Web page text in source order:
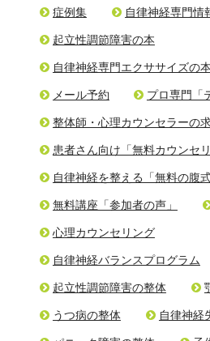
症例集 自律神経専門情
起立性調節障害の本
自律神経専門エクササイズの本
メール予約 プロ専門「
整体師・心理カウンセラーの
患者さん向け「無料カウンセ
自律神経を整える「無料の腹
無料講座「参加者の声」
心理カウンセリング
自律神経バランスプログラム
起立性調節障害の整体
うつ病の整体 自律神経